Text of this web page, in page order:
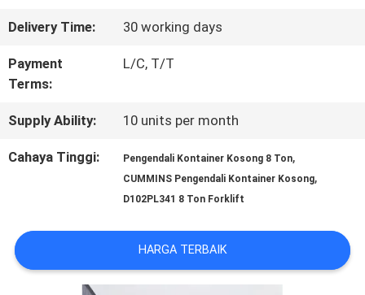
SITEMAP
POLICY
Delivery Time: 30 working days
Payment
Terms:
L/C, T/T
Supply Ability: 10 units per month
Cahaya Tinggi: Pengendali Kontainer Kosong 8 Ton,
CUMMINS Pengendali Kontainer Kosong,
D102PL341 8 Ton Forklift
HARGA TERBAIK